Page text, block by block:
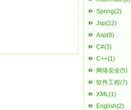
Spring(2)
Jsp(22)
Asp(8)
C#(3)
C++(1)
网络安全(5)
软件工程(7)
XML(1)
English(2)